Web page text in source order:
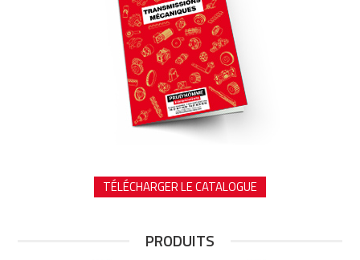
TÉLÉCHARGER LE CATALOGUE
PRODUITS